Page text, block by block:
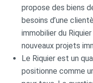
propose des biens
besoins d’une
immobilier du
nouveaux projets
Le Riquier est un
positionne comme